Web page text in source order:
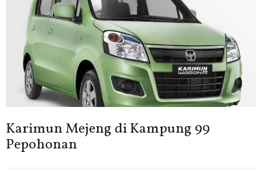
Karimun Mejeng di Kampung 99
Pepohonan